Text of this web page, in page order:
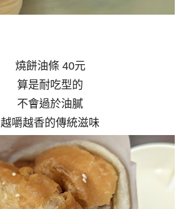
燒餅油條 40元
算是耐吃型的
不會過於油膩
越嚼越香的傳統滋味